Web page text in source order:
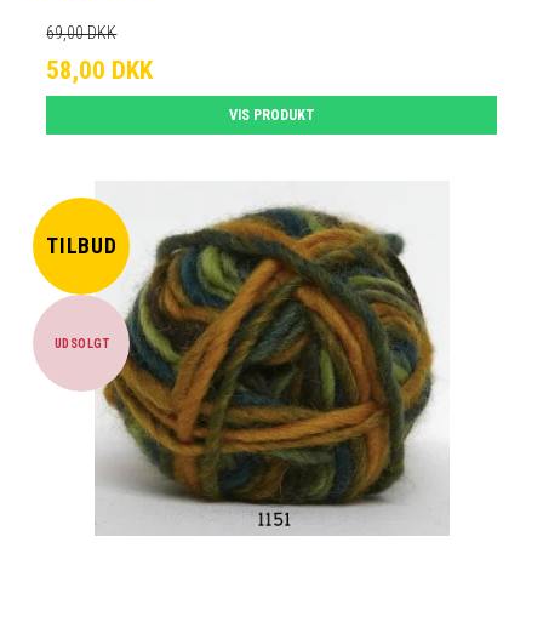
69,00 DKK
58,00 DKK
VIS PRODUKT
TILBUD
UDSOLGT